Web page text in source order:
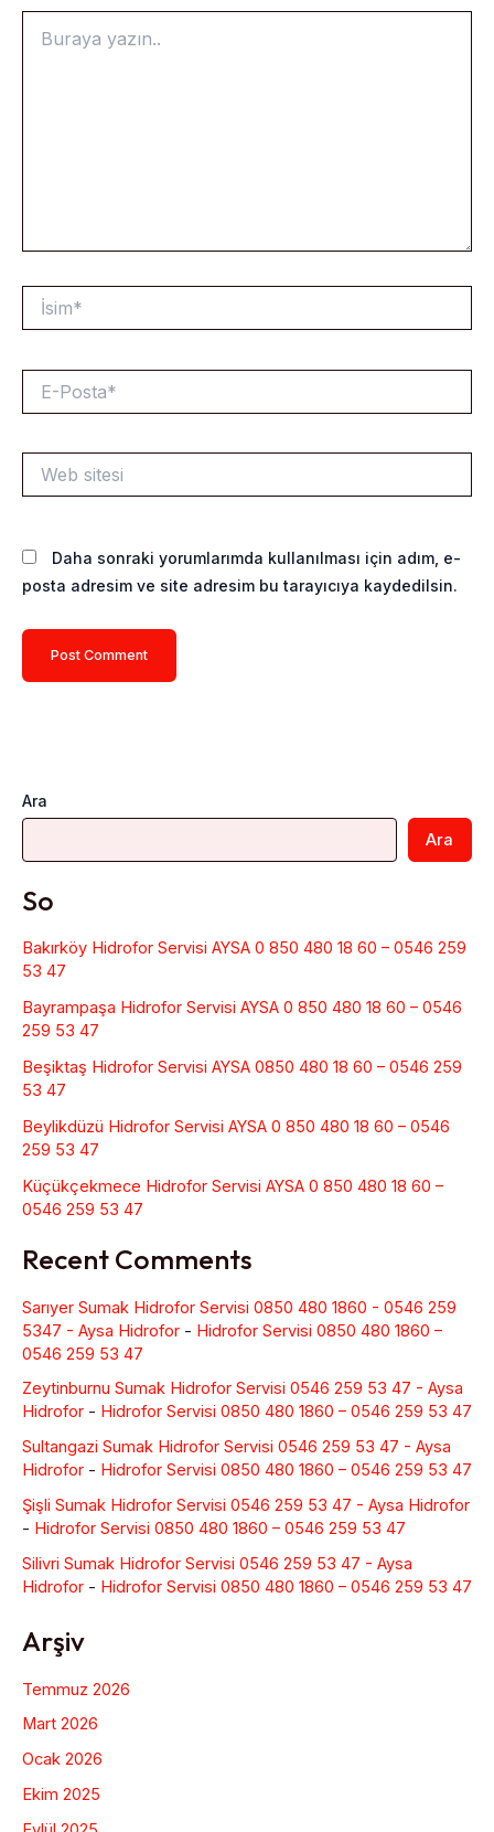
yazın..
İsim*
Posta*
sitesi
Daha sonraki yorumlarımda kullanılması için adım, e-
posta adresim ve site adresim bu tarayıcıya kaydedilsin.
Ara
Ara
So
Bakırköy Hidrofor Servisi AYSA 0 850 480 18 60 – 0546 259
53 47
Bayrampaşa Hidrofor Servisi AYSA 0 850 480 18 60 – 0546
259 53 47
Beşiktaş Hidrofor Servisi AYSA 0850 480 18 60 – 0546 259
53 47
Beylikdüzü Hidrofor Servisi AYSA 0 850 480 18 60 – 0546
259 53 47
Küçükçekmece Hidrofor Servisi AYSA 0 850 480 18 60 –
0546 259 53 47
Recent Comments
Sarıyer Sumak Hidrofor Servisi 0850 480 1860 - 0546 259
5347 - Aysa Hidrofor - Hidrofor Servisi 0850 480 1860 –
0546 259 53 47
Zeytinburnu Sumak Hidrofor Servisi 0546 259 53 47 - Aysa
Hidrofor - Hidrofor Servisi 0850 480 1860 – 0546 259 53 47
Sultangazi Sumak Hidrofor Servisi 0546 259 53 47 - Aysa
Hidrofor - Hidrofor Servisi 0850 480 1860 – 0546 259 53 47
Şişli Sumak Hidrofor Servisi 0546 259 53 47 - Aysa Hidrofor
- Hidrofor Servisi 0850 480 1860 – 0546 259 53 47
Silivri Sumak Hidrofor Servisi 0546 259 53 47 - Aysa
Hidrofor - Hidrofor Servisi 0850 480 1860 – 0546 259 53 47
Arşiv
Temmuz 2026
Mart 2026
Ocak 2026
Ekim 2025